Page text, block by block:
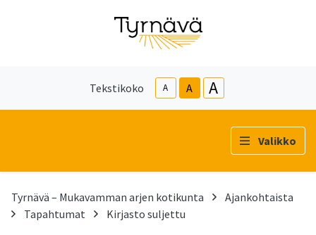
Tekstikoko A A A
Valikko
Tyrnävä – Mukavamman arjen kotikunta
Ajankohtaista
Tapahtumat
Kirjasto suljettu